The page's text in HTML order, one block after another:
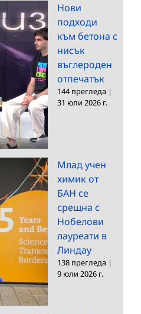
Нови
подходи
към бетона с
нисък
въглероден
отпечатък
144 прегледа |
31 юли 2026 г.
Млад учен
химик от
БАН се
срещна с
Нобелови
лауреати в
Линдау
138 прегледа |
9 юли 2026 г.